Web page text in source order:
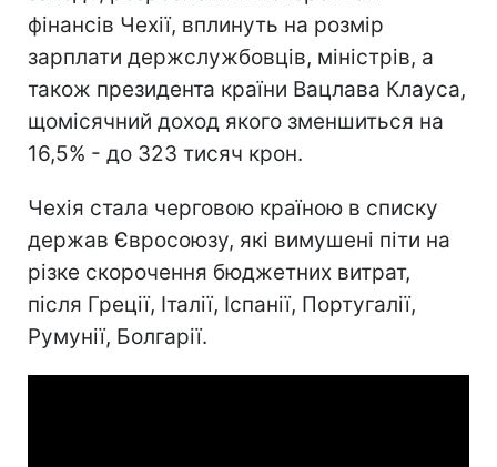
фінансів Чехії, вплинуть на розмір
зарплати держслужбовців, міністрів, а
також президента країни Вацлава Клауса,
щомісячний доход якого зменшиться на
16,5% - до 323 тисяч крон.
Чехія стала черговою країною в списку
держав Євросоюзу, які вимушені піти на
різке скорочення бюджетних витрат,
після Греції, Італії, Іспанії, Португалії,
Румунії, Болгарії.